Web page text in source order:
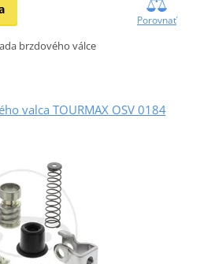
Porovnať
brzdového válce
valca TOURMAX OSV 0184